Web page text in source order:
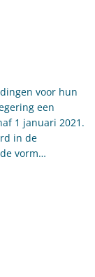
voor hun
een
1 januari 2021.
in de
vorm…